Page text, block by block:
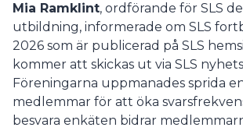
Mia Ramklint, ordförande för SLS
utbildning, informerade om SLS
2026 som är publicerad på SLS
kommer att skickas ut via SLS
Föreningarna uppmanades sprida
medlemmar för att öka
besvara enkäten bidrar